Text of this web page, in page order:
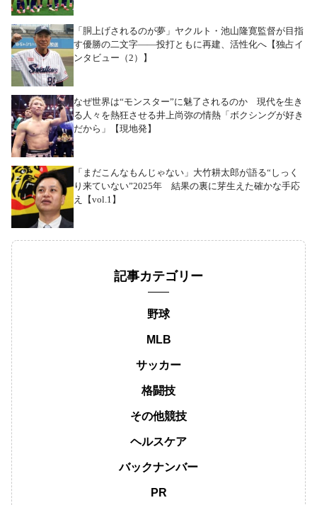
「胴上げされるのが夢」ヤクルト・池山隆寛監督が目指
す優勝の二文字――投打ともに再建、活性化へ【独占イ
ンタビュー（2）】
なぜ世界は“モンスター”に魅了されるのか 現代を生き
る人々を熱狂させる井上尚弥の情熱「ボクシングが好き
だから」【現地発】
「まだこんなもんじゃない」大竹耕太郎が語る“しっく
り来ていない”2025年 結果の裏に芽生えた確かな手応
え【vol.1】
記事カテゴリー
野球
MLB
サッカー
格闘技
その他競技
ヘルスケア
バックナンバー
PR